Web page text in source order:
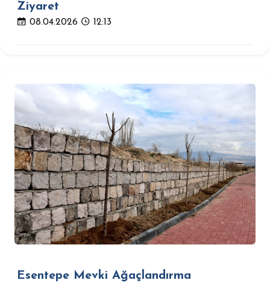
Ziyaret
08.04.2026 12:13
Esentepe Mevki Ağaçlandırma